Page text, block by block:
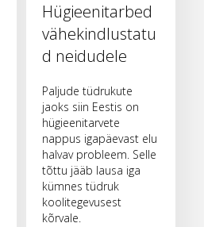
Hügieenitarbed
vähekindlustatu
d neidudele
Paljude tüdrukute
jaoks siin Eestis on
hügieenitarvete
nappus igapäevast elu
halvav probleem. Selle
tõttu jääb lausa iga
kümnes tüdruk
koolitegevusest
kõrvale.